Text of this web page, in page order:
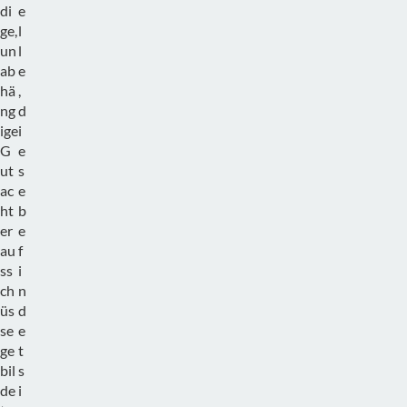
di
ge,
un
ab
hä
ng
ige
G
ut
ac
ht
er
au
ss
ch
üs
se
ge
bil
de
e
l
l
e
d
i
e
s
e
b
e
f
i
n
d
e
t
s
i